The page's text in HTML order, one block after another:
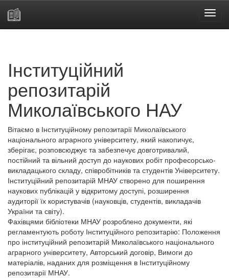
Інституційний
репозитарій
Миколаївського НАУ
Вітаємо в Інституційному репозитарії Миколаївського
національного аграрного університету, який накопичує,
зберігає, розповсюджує та забезпечує довготривалий,
постійний та вільний доступ до наукових робіт професорсько-
викладацького складу, співробітників та студентів Університету.
Інституційний репозитарій МНАУ створено для поширення
наукових публікацій у відкритому доступі, розширення
аудиторії їх користувачів (науковців, студентів, викладачів
України та світу).
Фахівцями бібліотеки МНАУ розроблено документи, які
регламентують роботу Інституційного репозитарію: Положення
про інституційний репозитарій Миколаївського національного
аграрного університету, Авторський договір, Вимоги до
матеріалів, наданих для розміщення в Інституційному
репозитарії МНАУ.